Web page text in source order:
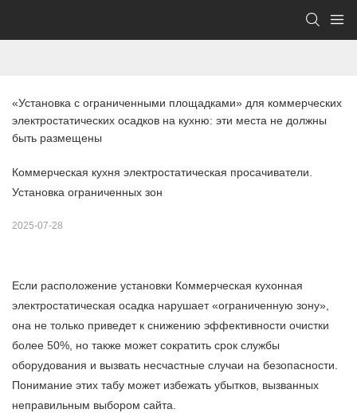
«Установка с ограниченными площадками» для коммерческих
электростатических осадков на кухню: эти места не должны
быть размещены
Коммерческая кухня электростатическая просачиватели.
Установка ограниченных зон
2025-07-28
Если расположение установки Коммерческая кухонная
электростатическая осадка нарушает «ограниченную зону»,
она не только приведет к снижению эффективности очистки
более 50%, но также может сократить срок службы
оборудования и вызвать несчастные случаи на безопасности.
Понимание этих табу может избежать убытков, вызванных
неправильным выбором сайта.